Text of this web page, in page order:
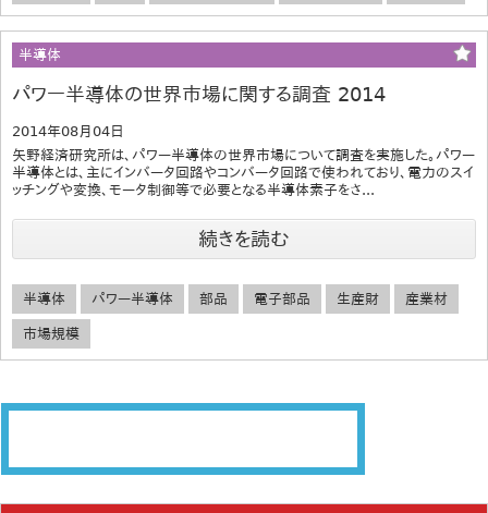
半導体
パワー半導体の世界市場に関する調査 2014
2014年08月04日
矢野経済研究所は、パワー半導体の世界市場について調査を実施した。パワー
半導体とは、主にインバータ回路やコンバータ回路で使われており、電力のスイ
ッチングや変換、モータ制御等で必要となる半導体素子をさ...
続きを読む
半導体 パワー半導体 部品 電子部品 生産財 産業材
市場規模